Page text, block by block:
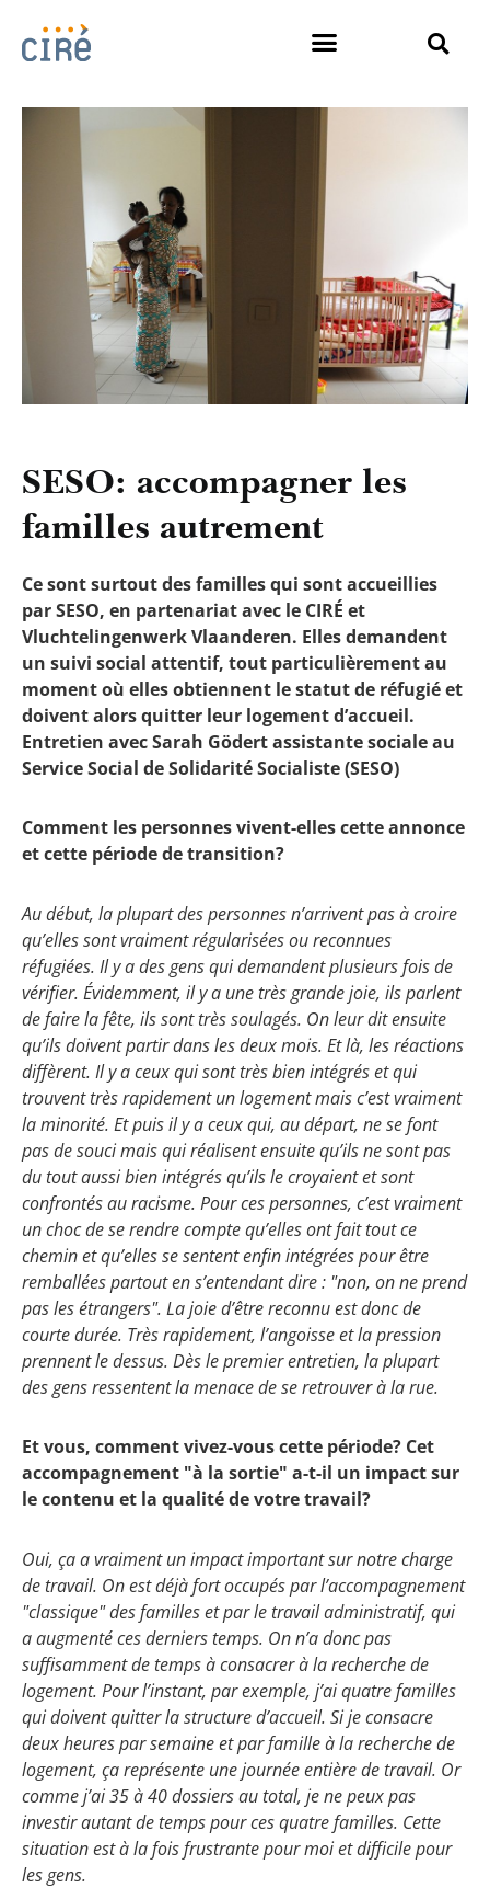
SESO: accompagner les
familles autrement
Ce sont surtout des familles qui sont accueillies
par SESO, en partenariat avec le CIRÉ et
Vluchtelingenwerk Vlaanderen. Elles demandent
un suivi social attentif, tout particulièrement au
moment où elles obtiennent le statut de réfugié et
doivent alors quitter leur logement d’accueil.
Entretien avec Sarah Gödert assistante sociale au
Service Social de Solidarité Socialiste (SESO)
Comment les personnes vivent-elles cette annonce
et cette période de transition?
Au début, la plupart des personnes n’arrivent pas à croire
qu’elles sont vraiment régularisées ou reconnues
réfugiées. Il y a des gens qui demandent plusieurs fois de
vérifier. Évidemment, il y a une très grande joie, ils parlent
de faire la fête, ils sont très soulagés. On leur dit ensuite
qu’ils doivent partir dans les deux mois. Et là, les réactions
diffèrent. Il y a ceux qui sont très bien intégrés et qui
trouvent très rapidement un logement mais c’est vraiment
la minorité. Et puis il y a ceux qui, au départ, ne se font
pas de souci mais qui réalisent ensuite qu’ils ne sont pas
du tout aussi bien intégrés qu’ils le croyaient et sont
confrontés au racisme. Pour ces personnes, c’est vraiment
un choc de se rendre compte qu’elles ont fait tout ce
chemin et qu’elles se sentent enfin intégrées pour être
remballées partout en s’entendant dire : "non, on ne prend
pas les étrangers". La joie d’être reconnu est donc de
courte durée. Très rapidement, l’angoisse et la pression
prennent le dessus. Dès le premier entretien, la plupart
des gens ressentent la menace de se retrouver à la rue.
Et vous, comment vivez-vous cette période? Cet
accompagnement "à la sortie" a-t-il un impact sur
le contenu et la qualité de votre travail?
Oui, ça a vraiment un impact important sur notre charge
de travail. On est déjà fort occupés par l’accompagnement
"classique" des familles et par le travail administratif, qui
a augmenté ces derniers temps. On n’a donc pas
suffisamment de temps à consacrer à la recherche de
logement. Pour l’instant, par exemple, j’ai quatre familles
qui doivent quitter la structure d’accueil. Si je consacre
deux heures par semaine et par famille à la recherche de
logement, ça représente une journée entière de travail. Or
comme j’ai 35 à 40 dossiers au total, je ne peux pas
investir autant de temps pour ces quatre familles. Cette
situation est à la fois frustrante pour moi et difficile pour
les gens.